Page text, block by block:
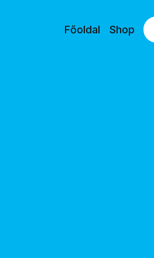
Főoldal Shop